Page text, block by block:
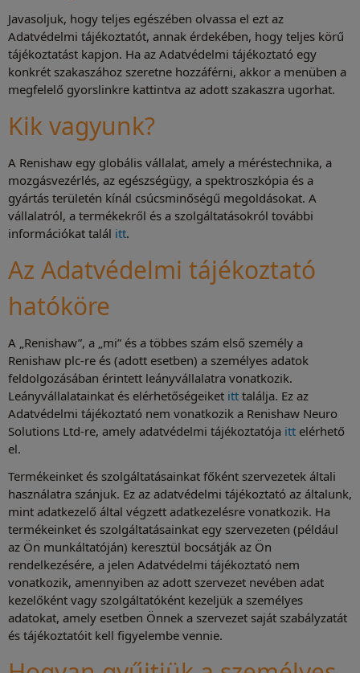
Javasoljuk, hogy teljes egészében olvassa el ezt az
Adatvédelmi tájékoztatót, annak érdekében, hogy teljes körű
tájékoztatást kapjon. Ha az Adatvédelmi tájékoztató egy
konkrét szakaszához szeretne hozzáférni, akkor a menüben a
megfelelő gyorslinkre kattintva az adott szakaszra ugorhat.
Kik vagyunk?
A Renishaw egy globális vállalat, amely a méréstechnika, a
mozgásvezérlés, az egészségügy, a spektroszkópia és a
gyártás területén kínál csúcsminőségű megoldásokat. A
vállalatról, a termékekről és a szolgáltatásokról további
információkat talál itt.
Az Adatvédelmi tájékoztató
hatóköre
A „Renishaw”, a „mi” és a többes szám első személy a
Renishaw plc-re és (adott esetben) a személyes adatok
feldolgozásában érintett leányvállalatra vonatkozik.
Leányvállalatainkat és elérhetőségeiket itt találja. Ez az
Adatvédelmi tájékoztató nem vonatkozik a Renishaw Neuro
Solutions Ltd-re, amely adatvédelmi tájékoztatója itt elérhető
el.
Termékeinket és szolgáltatásainkat főként szervezetek általi
használatra szánjuk. Ez az adatvédelmi tájékoztató az általunk,
mint adatkezelő által végzett adatkezelésre vonatkozik. Ha
termékeinket és szolgáltatásainkat egy szervezeten (például
az Ön munkáltatóján) keresztül bocsátják az Ön
rendelkezésére, a jelen Adatvédelmi tájékoztató nem
vonatkozik, amennyiben az adott szervezet nevében adat
kezelőként vagy szolgáltatóként kezeljük a személyes
adatokat, amely esetben Önnek a szervezet saját szabályzatát
és tájékoztatóit kell figyelembe vennie.